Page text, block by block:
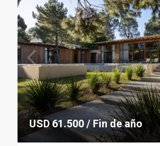
USD 61.500 / Fin de año